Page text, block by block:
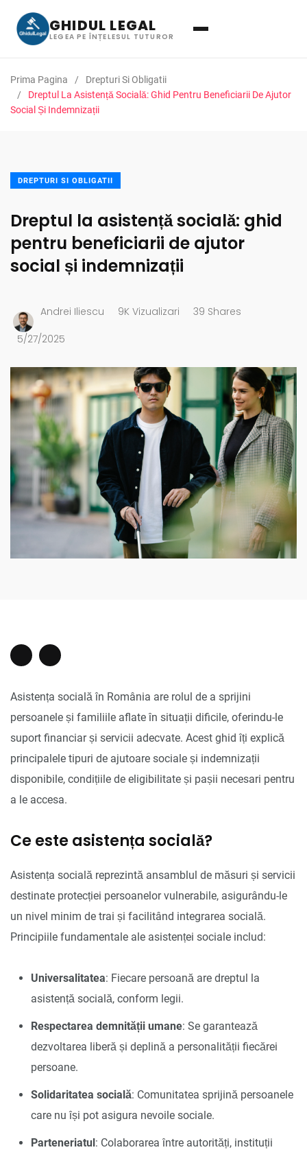
GHIDUL LEGAL
LEGEA PE ÎNȚELESUL TUTUROR
Prima Pagina
Drepturi Si Obligatii
Dreptul La Asistență Socială: Ghid Pentru Beneficiarii De Ajutor
Social Și Indemnizații
DREPTURI SI OBLIGATII
Dreptul la asistență socială: ghid
pentru beneficiarii de ajutor
social și indemnizații
Andrei Iliescu 9K Vizualizari 39 Shares
5/27/2025
Asistența socială în România are rolul de a sprijini
persoanele și familiile aflate în situații dificile, oferindu-le
suport financiar și servicii adecvate. Acest ghid îți explică
principalele tipuri de ajutoare sociale și indemnizații
disponibile, condițiile de eligibilitate și pașii necesari pentru
a le accesa.
Ce este asistența socială?
Asistența socială reprezintă ansamblul de măsuri și servicii
destinate protecției persoanelor vulnerabile, asigurându-le
un nivel minim de trai și facilitând integrarea socială.
Principiile fundamentale ale asistenței sociale includ:
Universalitatea: Fiecare persoană are dreptul la
asistență socială, conform legii.
Respectarea demnității umane: Se garantează
dezvoltarea liberă și deplină a personalității fiecărei
persoane.
Solidaritatea socială: Comunitatea sprijină persoanele
care nu își pot asigura nevoile sociale.
Parteneriatul: Colaborarea între autorități, instituții